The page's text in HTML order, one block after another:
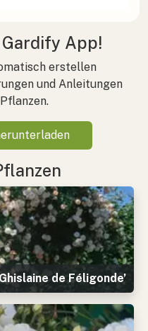
App!
erstellen
und Anleitungen
de Féligonde’